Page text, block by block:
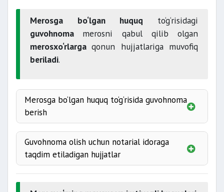
Merosga bo‘lgan huquq to‘g‘risidagi
guvohnoma merosni qabul qilib olgan
merosxo‘rlargaqonun hujjatlariga muvofiq
beriladi.
Merosga bo‘lgan huquq to‘g‘risida guvohnoma
berish
notarius
merosxo‘rning
huquqi
shart
Guvohnoma olish uchun notarial idoraga
taqdim etiladigan hujjatlar
o‘lim haqidagi